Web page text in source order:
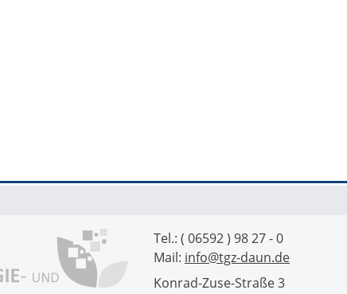
Tel.: ( 06592 ) 98 27 - 0
Mail: info@tgz-daun.de
Konrad-Zuse-Straße 3